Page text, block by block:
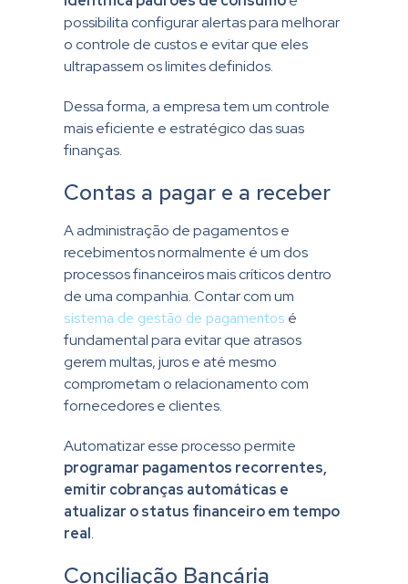
possibilita configurar alertas para melhorar
o controle de custos e evitar que eles
ultrapassem os limites definidos.
Dessa forma, a empresa tem um controle
mais eficiente e estratégico das suas
finanças.
Contas a pagar e a receber
A administração de pagamentos e
recebimentos normalmente é um dos
processos financeiros mais críticos dentro
de uma companhia. Contar com um
sistema de gestão de pagamentos é
fundamental para evitar que atrasos
gerem multas, juros e até mesmo
comprometam o relacionamento com
fornecedores e clientes.
Automatizar esse processo permite
programar pagamentos recorrentes,
emitir cobranças automáticas e
atualizar o status financeiro em tempo
real.
Conciliação Bancária